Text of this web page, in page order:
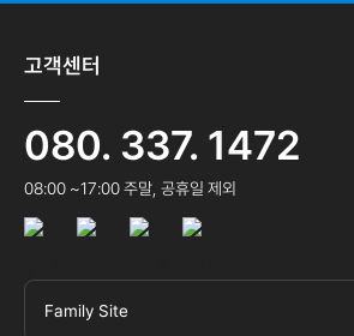
고객센터
080. 337. 1472
08:00 ~17:00 주말, 공휴일 제외
Family Site